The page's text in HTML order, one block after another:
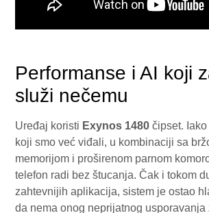
Performanse i AI koji
služi nečemu
Uređaj koristi Exynos 1480 čipset.
koji smo već viđali, u kombinaciji sa
memorijom i proširenom parnom
telefon radi bez štucanja. Čak i tokom
zahtevnijih aplikacija, sistem je ostao
da nema onog neprijatnog usporavanja